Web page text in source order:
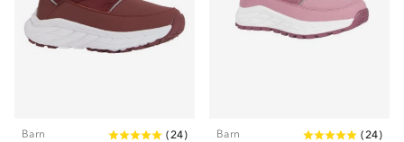
Barn (24) Barn (24)